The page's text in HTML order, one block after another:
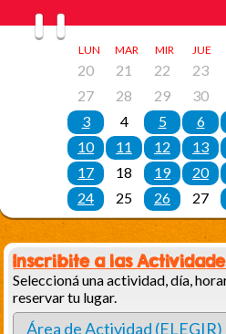
Inscribite a las
Seleccioná una actividad, día,
reservar tu lugar.